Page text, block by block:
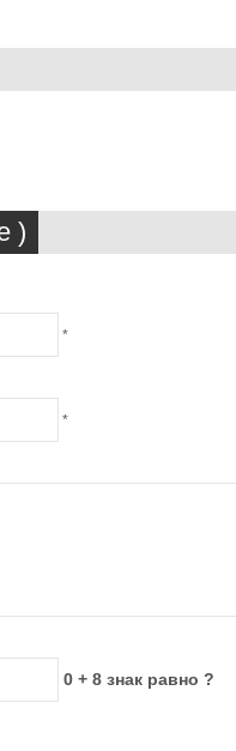
)
*
*
0 + 8 знак равно ?